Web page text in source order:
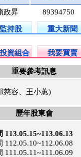
政昇 89394750
持股 重大新聞
資組合 我要買賣
重要參考訊息
慈容、王小蕙)
歷年股東會
113.05.15~113.06.13
112.05.10~112.06.08
111.05.11~111.06.09